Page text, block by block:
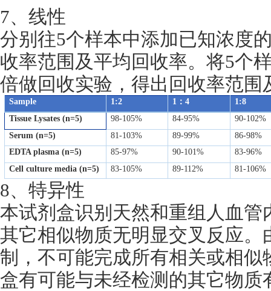
7、线性
分别往5个样本中添加已知浓度
收率范围及平均回收率。将5个
倍做回收实验，得出回收率范围
Sample 1:2 1：4
1:8
Tissue Lysates (n=5)
98-105% 84-95%
90-102%
Serum (n=5)
81-103% 89-99%
86-98%
EDTA plasma (n=5)
85-97% 90-101%
83-96%
Cell culture media (n=5)
83-105% 89-112% 81-106%
8、特异性
本试剂盒识别天然和重组人血
其它相似物质无明显交叉反应
制，不可能完成所有相关或相
盒有可能与未经检测的其它物质